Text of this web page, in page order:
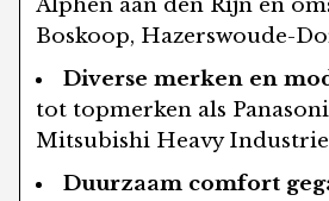
Alphen aan den Rijn en
Boskoop, Hazerswoude-
Diverse merken en
tot topmerken als
Mitsubishi Heavy
Duurzaam comfort